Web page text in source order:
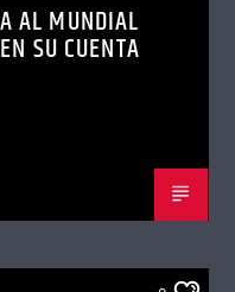
AL MUNDIAL
SU CUENTA